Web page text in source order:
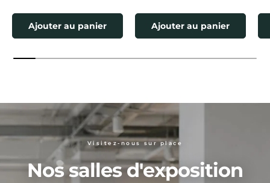
Ajouter au panier Ajouter au panier
Visitez-nous sur place
Nos salles d'exposition